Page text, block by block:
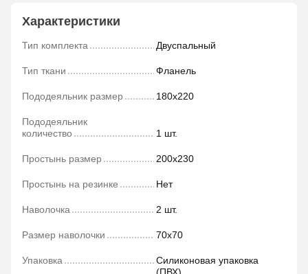
Характеристики
Тип комплекта Двуспальный
Тип ткани Фланель
Пододеяльник размер 180х220
Пододеяльник
количество
1 шт.
Простынь размер 200х230
Простынь на резинке Нет
Наволочка 2 шт.
Размер наволочки 70х70
Упаковка
Силиконовая упаковка